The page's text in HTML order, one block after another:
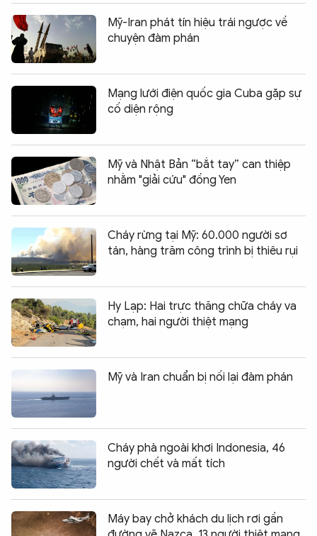
Mỹ-Iran phát tín hiệu trái ngược về
chuyện đàm phán
Mạng lưới điện quốc gia Cuba gặp sự
cố diện rộng
Mỹ và Nhật Bản “bắt tay” can thiệp
nhằm "giải cứu" đồng Yen
Cháy rừng tại Mỹ: 60.000 người sơ
tán, hàng trăm công trình bị thiêu rụi
Hy Lạp: Hai trực thăng chữa cháy va
chạm, hai người thiệt mạng
Mỹ và Iran chuẩn bị nối lại đàm phán
Cháy phà ngoài khơi Indonesia, 46
người chết và mất tích
Máy bay chở khách du lịch rơi gần